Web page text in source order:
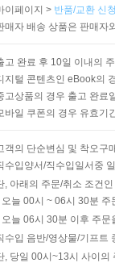
이페이지 > 반품/교환 신
매자 배송 상품은 판매자
고 완료 후 10일 이내의
지털 콘텐츠인 eBook의
고상품의 경우 출고 완료
바일 쿠폰의 경우 유효기
객의 단순변심 및 착오구
수입양서/직수입일서중
, 아래의 주문/취소 조건
오늘 00시 ~ 06시 30분
오늘 06시 30분 이후 주
수입 음반/영상물/기프트
, 당일 00시~13시 사이의